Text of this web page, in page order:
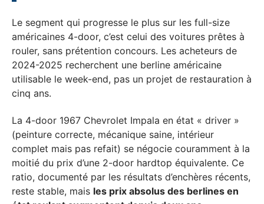
Le segment qui progresse le plus sur les full-size
américaines 4-door, c’est celui des voitures prêtes à
rouler, sans prétention concours. Les acheteurs de
2024-2025 recherchent une berline américaine
utilisable le week-end, pas un projet de restauration à
cinq ans.
La 4-door 1967 Chevrolet Impala en état « driver »
(peinture correcte, mécanique saine, intérieur
complet mais pas refait) se négocie couramment à la
moitié du prix d’une 2-door hardtop équivalente. Ce
ratio, documenté par les résultats d’enchères récents,
reste stable, mais les prix absolus des berlines en